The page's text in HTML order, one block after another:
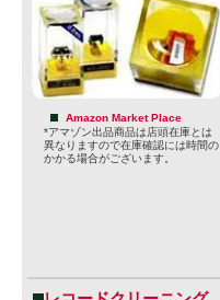
Amazon Market Place
*アマゾン出品商品は店頭在庫とは
異なりますので在庫確認には時間の
かかる場合がございます。